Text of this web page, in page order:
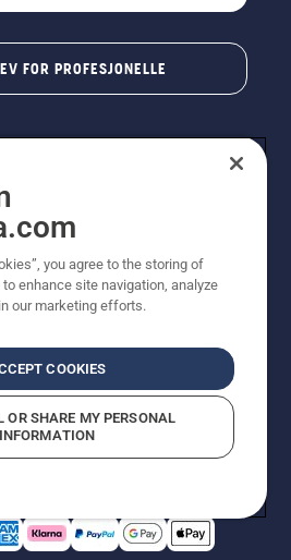
FOR PROFESJONELLE
Med enerett. Angitte priser
Alle oppgitte priser er veiledende
for direkte kjøp.
Imprint
om regelbruddÅpenhetsloven
Likestilling
you agree to the storing of
enhance site navigation, analyze
our marketing efforts.
COOKIES
OR SHARE MY PERSONAL
INFORMATION